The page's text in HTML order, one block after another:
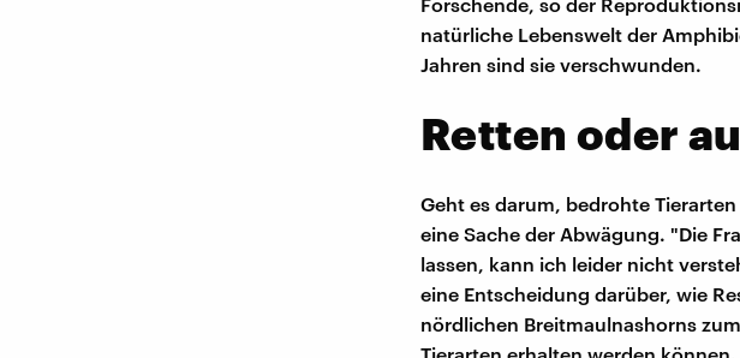
natürliche Lebenswelt der
Jahren sind sie verschwunden.
Retten oder
Geht es darum, bedrohte
eine Sache der Abwägung. "Die
lassen, kann ich leider nicht
eine Entscheidung darüber, wie
nördlichen Breitmaulnashorns